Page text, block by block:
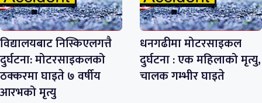
विद्यालयबाट निस्किएलगत्तै
दुर्घटना: मोटरसाइकलको
ठक्करमा घाइते ७ वर्षीय
आरभको मृत्यु
धनगढीमा मोटरसाइकल
दुर्घटना : एक महिलाको मृत्यु,
चालक गम्भीर घाइते